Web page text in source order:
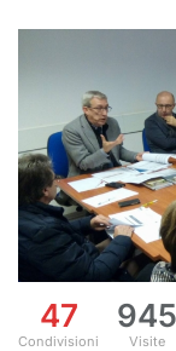
47
Condivisioni
945
Visite